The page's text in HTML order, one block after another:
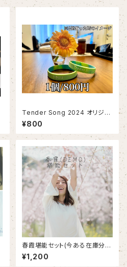
Tender Song 2024 オリジナ
ルラバーバンド（サインも入れら
れます）
¥800
春霞堪能セット(今ある在庫分ま
で)
¥1,200